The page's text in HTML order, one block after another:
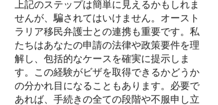
上記のステップは簡単に見えるかもしれま
せんが、騙されてはいけません。オースト
ラリア移民弁護士との連携も重要です。私
たちはあなたの申請の法律や政策要件を理
解し、包括的なケースを確実に提示しま
す。この経験がビザを取得できるかどうか
の分かれ目になることもあります。必要で
あれば、手続きの全ての段階や不服申し立